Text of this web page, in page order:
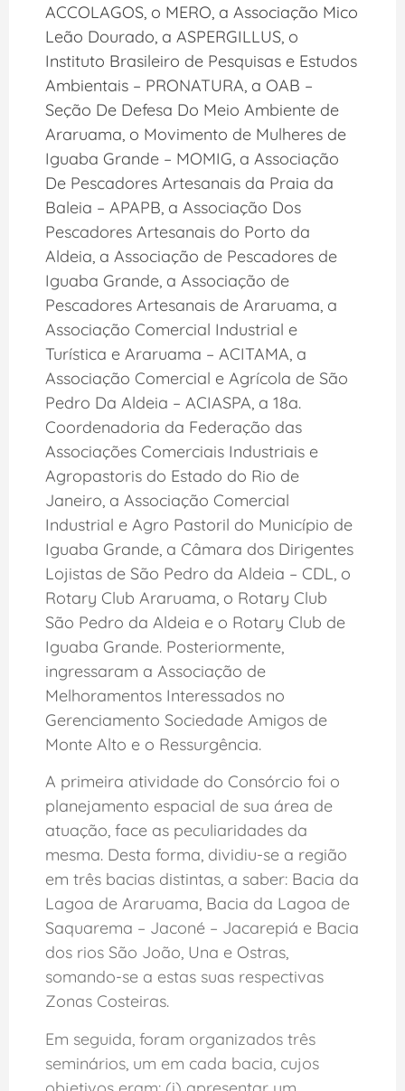
ACCOLAGOS, o MERO, a Associação Mico
Leão Dourado, a ASPERGILLUS, o
Instituto Brasileiro de Pesquisas e Estudos
Ambientais – PRONATURA, a OAB –
Seção De Defesa Do Meio Ambiente de
Araruama, o Movimento de Mulheres de
Iguaba Grande – MOMIG, a Associação
De Pescadores Artesanais da Praia da
Baleia – APAPB, a Associação Dos
Pescadores Artesanais do Porto da
Aldeia, a Associação de Pescadores de
Iguaba Grande, a Associação de
Pescadores Artesanais de Araruama, a
Associação Comercial Industrial e
Turística e Araruama – ACITAMA, a
Associação Comercial e Agrícola de São
Pedro Da Aldeia – ACIASPA, a 18a.
Coordenadoria da Federação das
Associações Comerciais Industriais e
Agropastoris do Estado do Rio de
Janeiro, a Associação Comercial
Industrial e Agro Pastoril do Município de
Iguaba Grande, a Câmara dos Dirigentes
Lojistas de São Pedro da Aldeia – CDL, o
Rotary Club Araruama, o Rotary Club
São Pedro da Aldeia e o Rotary Club de
Iguaba Grande. Posteriormente,
ingressaram a Associação de
Melhoramentos Interessados no
Gerenciamento Sociedade Amigos de
Monte Alto e o Ressurgência.
A primeira atividade do Consórcio foi o
planejamento espacial de sua área de
atuação, face as peculiaridades da
mesma. Desta forma, dividiu-se a região
em três bacias distintas, a saber: Bacia da
Lagoa de Araruama, Bacia da Lagoa de
Saquarema – Jaconé – Jacarepiá e Bacia
dos rios São João, Una e Ostras,
somando-se a estas suas respectivas
Zonas Costeiras.
Em seguida, foram organizados três
seminários, um em cada bacia, cujos